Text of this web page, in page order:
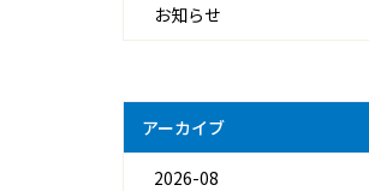
お知らせ
アーカイブ
2026-08